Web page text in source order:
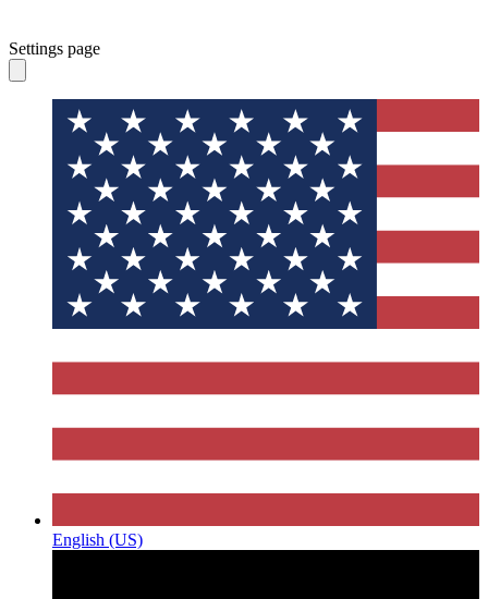
Settings page
English (US)